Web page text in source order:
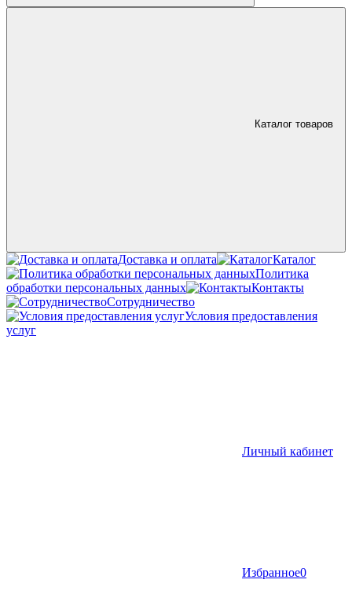
Каталог товаров
Доставка и оплата
Каталог
Политика
обработки персональных данных
Контакты
Сотрудничество
Условия предоставления
услуг
Личный кабинет
Избранное0